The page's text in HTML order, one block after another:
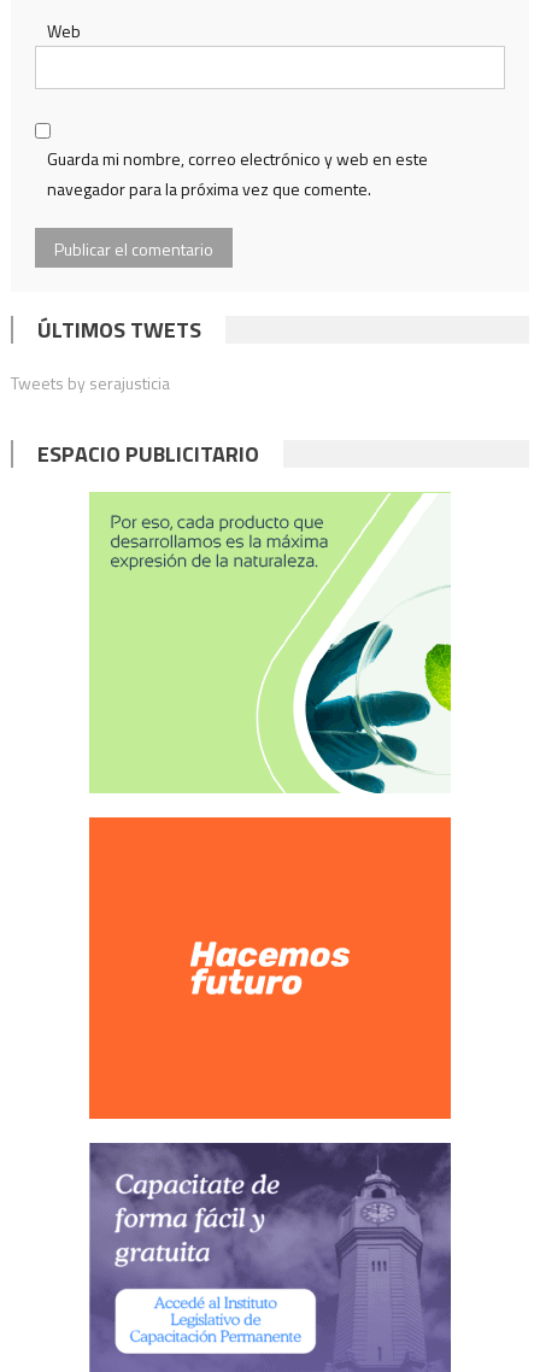
Web
Guarda mi nombre, correo electrónico y web en este
navegador para la próxima vez que comente.
ÚLTIMOS TWETS
Tweets by serajusticia
ESPACIO PUBLICITARIO